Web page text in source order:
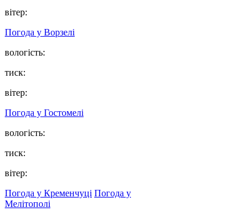
вітер:
Погода у Ворзелі
вологість:
тиск:
вітер:
Погода у Гостомелі
вологість:
тиск:
вітер:
Погода у Кременчуці Погода у
Мелітополі